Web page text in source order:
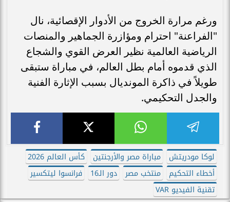
ورغم مرارة الخروج من الأدوار الإقصائية، نال
"الفراعنة" احترام ومؤازرة الجماهير والمنصات
الرياضية العالمية نظير العرض القوي والشجاع
الذي قدموه أمام بطل العالم، في مباراة ستبقى
طويلاً في ذاكرة المونديال بسبب الإثارة الفنية
والجدل التحكيمي.
لوكا مودريتش مباراة مصر والأرجنتين
كأس العالم 2026
أخطاء التحكيم
منتخب مصر دور الـ16
فرانسوا ليتكسير
تقنية الفيديو VAR